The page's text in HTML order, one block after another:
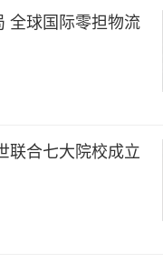
全球国际零担物流
联合七大院校成立